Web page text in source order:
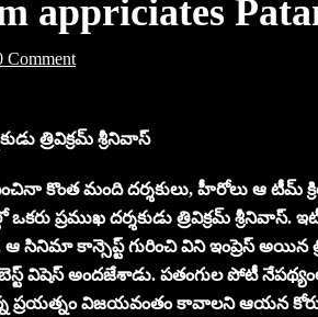
appriciates
Comment
త్రివిక్రమ్‌ శ్రీనివాస్‌
కొంత మంది దర్శకులు, హీరోలు ఆ టీమ్‌
ఒకరు ప్రముఖ దర్శకుడు త్రివిక్రమ్‌
ఆ సినిమా కాన్సెప్ట్‌ గురించి విని ఇంప్రెస్‌ అయిన
విషెస్‌ అందజేశాడు. పతంగుల పోటీ
విజయవంతం కావాలని ఆయన